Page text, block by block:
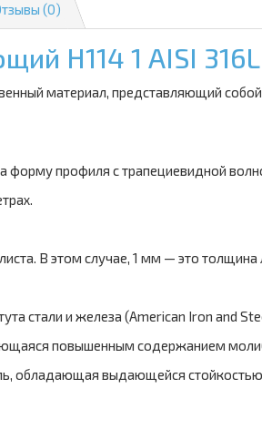
(0)
Н114 1 AISI 316L
материал, представляющий
форму профиля с трапециевидной
В этом случае, 1 мм — это толщина
стали и железа (American Iron and
повышенным содержанием
обладающая выдающейся стойкостью